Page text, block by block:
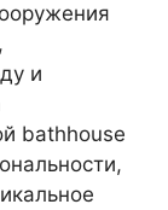
и
bathhouse